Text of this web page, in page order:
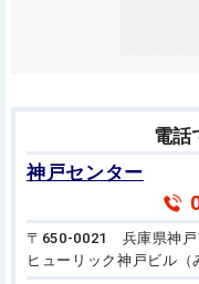
電話
神戸センター
〒650-0021 兵庫県神戸
ヒューリック神戸ビル（